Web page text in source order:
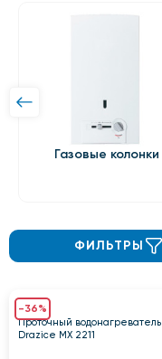
Газовые колонки
ФИЛЬТРЫ
-36%
Проточный водонагреватель
Drazice MX 2211